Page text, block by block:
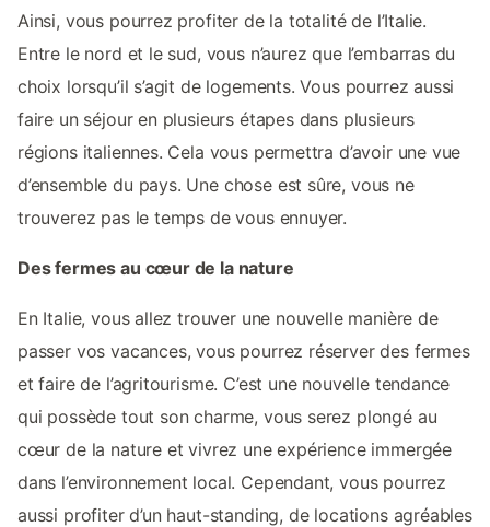
Ainsi, vous pourrez profiter de la totalité de l’Italie.
Entre le nord et le sud, vous n’aurez que l’embarras du
choix lorsqu’il s’agit de logements. Vous pourrez aussi
faire un séjour en plusieurs étapes dans plusieurs
régions italiennes. Cela vous permettra d’avoir une vue
d’ensemble du pays. Une chose est sûre, vous ne
trouverez pas le temps de vous ennuyer.
Des fermes au cœur de la nature
En Italie, vous allez trouver une nouvelle manière de
passer vos vacances, vous pourrez réserver des fermes
et faire de l’agritourisme. C’est une nouvelle tendance
qui possède tout son charme, vous serez plongé au
cœur de la nature et vivrez une expérience immergée
dans l’environnement local. Cependant, vous pourrez
aussi profiter d’un haut-standing, de locations agréables